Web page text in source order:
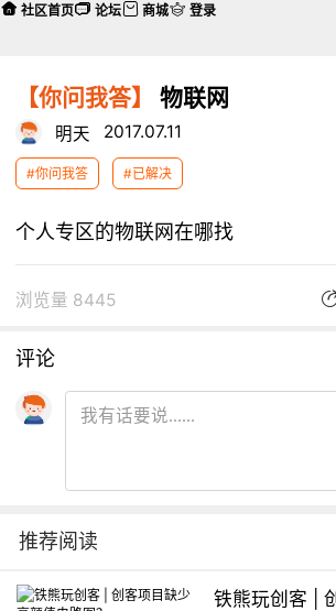
【你问我答】 物联网
明天 2017.07.11
#你问我答 #已解决
个人专区的物联网在哪找
浏览量 8445
评论
推荐阅读
铁熊玩创客 |
社区首页 论坛 商城 登录